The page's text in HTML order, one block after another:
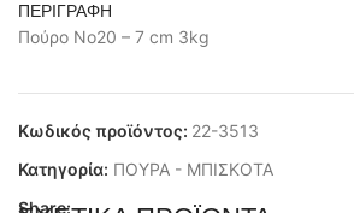
ΠΕΡΙΓΡΑΦΉ
Πούρο No20 – 7 cm 3kg
Κωδικός προϊόντος: 22-3513
Κατηγορία: ΠΟΥΡΑ - ΜΠΙΣΚΟΤΑ
Share: